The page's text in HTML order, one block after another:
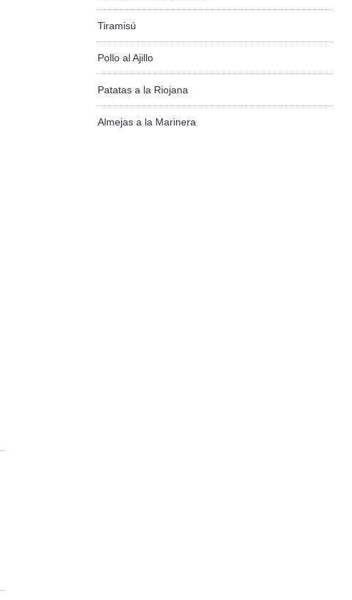
Tiramisú
Pollo al Ajillo
Patatas a la Riojana
Almejas a la Marinera